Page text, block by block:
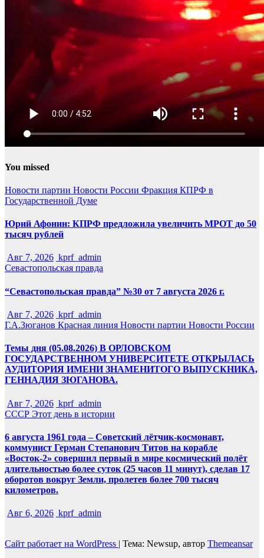
You missed
Новости партии Новости России Фракция КПРФ в
Государственной Думе
Юрий Афонин: КПРФ предложила увеличить МРОТ до 50
тысяч рублей
Авг 7, 2026 kprf_admin
Севастопольская правда
“Севастопольская правда” №30 от 7 августа 2026 г.
Авг 7, 2026 kprf_admin
Г.А.Зюганов Красная линия Новости партии Новости России
Темы дня (05.08.2026) В ОРЛОВСКОМ
ГОСУДАРСТВЕННОМ УНИВЕРСИТЕТЕ ОТКРЫЛАСЬ
АУДИТОРИЯ ИМЕНИ ЗНАМЕНИТОГО ВЫПУСКНИКА,
ГЕННАДИЯ ЗЮГАНОВА.
Авг 7, 2026 kprf_admin
СССР Этот день в истории
6 августа 1961 года – Советский лётчик-космонавт,
коммунист Герман Степанович Титов на корабле
«Восток-2» совершил первый в мире космический полёт
длительностью более суток (25 часов 11 минут), сделав 17
оборотов вокруг Земли, пролетев более 700 тысяч
километров.
Авг 6, 2026 kprf_admin
Сайт работает на WordPress | Тема: Newsup, автор Themeansar